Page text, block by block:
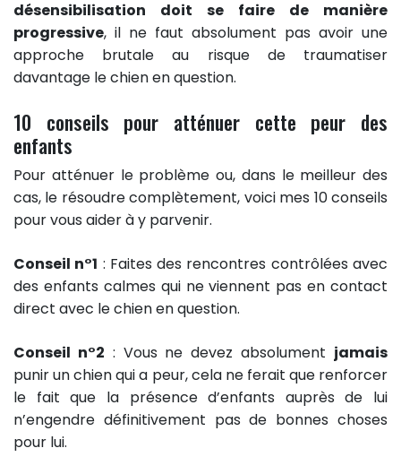
désensibilisation doit se faire de manière
progressive, il ne faut absolument pas avoir une
approche brutale au risque de traumatiser
davantage le chien en question.
10 conseils pour atténuer cette peur des
enfants
Pour atténuer le problème ou, dans le meilleur des
cas, le résoudre complètement, voici mes 10 conseils
pour vous aider à y parvenir.
Conseil n°1 : Faites des rencontres contrôlées avec
des enfants calmes qui ne viennent pas en contact
direct avec le chien en question.
Conseil n°2 : Vous ne devez absolument jamais
punir un chien qui a peur, cela ne ferait que renforcer
le fait que la présence d’enfants auprès de lui
n’engendre définitivement pas de bonnes choses
pour lui.